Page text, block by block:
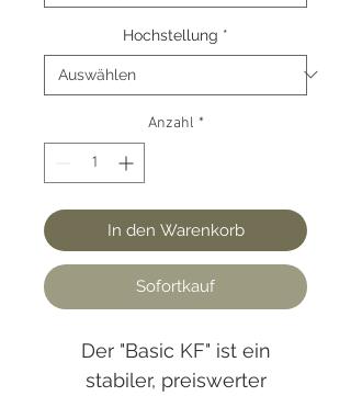
Hochstellung *
Anzahl *
In den Warenkorb
Sofortkauf
Der "Basic KF" ist ein
stabiler, preiswerter